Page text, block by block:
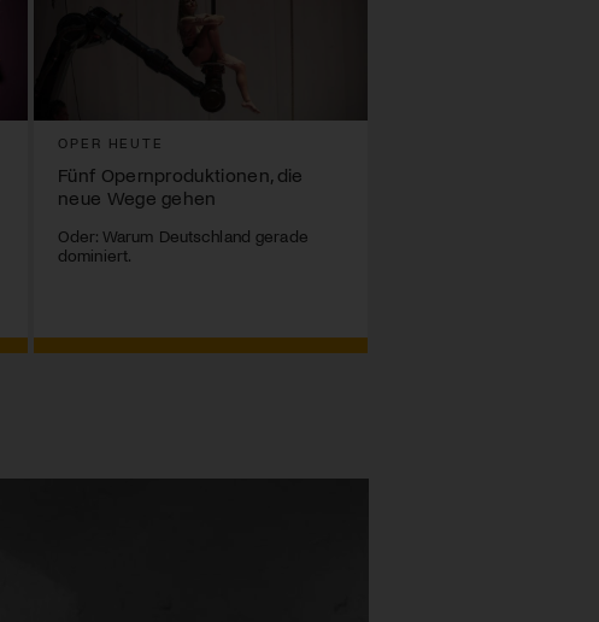
OPER HEUTE
Fünf Opernproduktionen, die
neue Wege gehen
Oder: Warum Deutschland gerade
dominiert.